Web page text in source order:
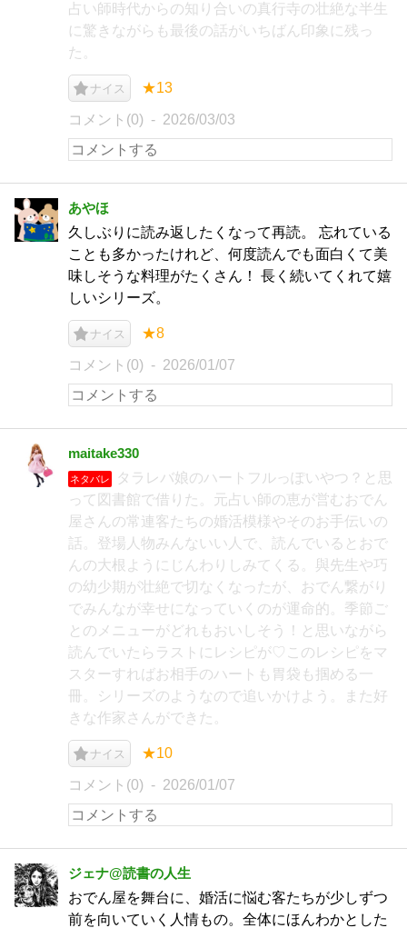
占い師時代からの知り合いの真行寺の壮絶な半生
に驚きながらも最後の話がいちばん印象に残っ
た。
ナイス ★13
コメント(0) 2026/03/03
あやほ
久しぶりに読み返したくなって再読。 忘れている
ことも多かったけれど、何度読んでも面白くて美
味しそうな料理がたくさん！ 長く続いてくれて嬉
しいシリーズ。
ナイス ★8
コメント(0) 2026/01/07
maitake330
ネタバレ
タラレバ娘のハートフルっぽいやつ？と思
って図書館で借りた。元占い師の恵が営むおでん
屋さんの常連客たちの婚活模様やそのお手伝いの
話。登場人物みんないい人で、読んでいるとおで
んの大根ようにじんわりしみてくる。與先生や巧
の幼少期が壮絶で切なくなったが、おでん繋がり
でみんなが幸せになっていくのが運命的。季節ご
とのメニューがどれもおいしそう！と思いながら
読んでいたらラストにレシピが♡このレシピをマ
スターすればお相手のハートも胃袋も掴める一
冊。シリーズのようなので追いかけよう。また好
きな作家さんができた。
ナイス ★10
コメント(0) 2026/01/07
ジェナ@読書の人生
おでん屋を舞台に、婚活に悩む客たちが少しずつ
前を向いていく人情もの。全体にほんわかとした